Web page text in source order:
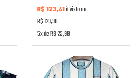
R$ 123,41à vista ou
R$ 129,90
5x de R$ 25,98